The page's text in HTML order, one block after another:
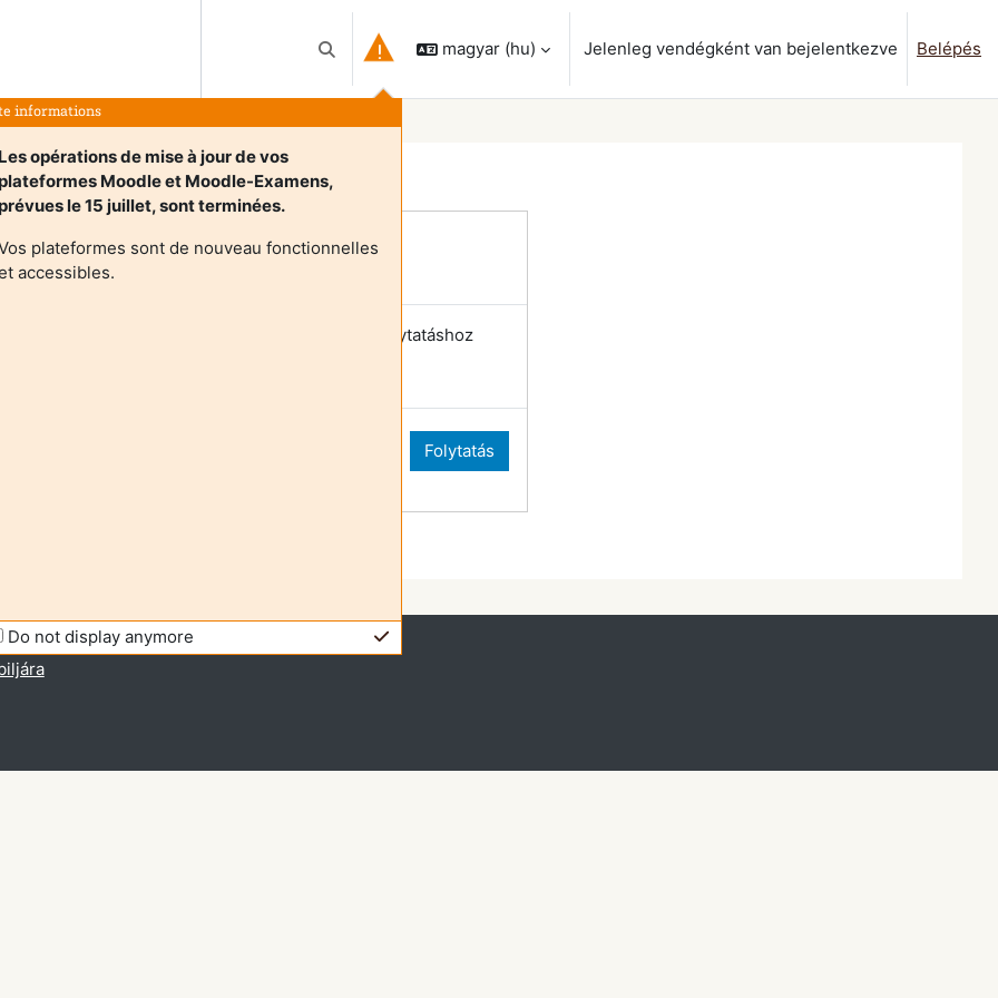
Keresési bemeneti adatok váltása
informations
Les opérations de mise à jour de vos
Moodle et Moodle-Examens,
le 15 juillet, sont terminées.
plateformes sont de nouveau fonctionnelles
accessibles.
Do not display anymore
magyar ‎(hu)‎ Jelenleg vendégként van bejelentkezve Belépés
Login required
Vendégek nem érik el a felhasználói profilokat. A folytatáshoz
Folytatás
( Belépés)